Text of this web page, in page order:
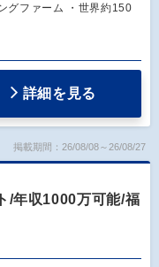
グファーム ・世界約150
詳細を見る
掲載期間：26/08/08～26/08/27
/年収1000万可能/福